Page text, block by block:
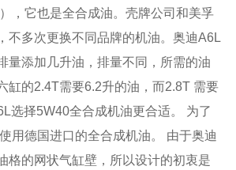
，它也是全合成油。壳牌公司和美孚
不多次更换不同品牌的机油。奥迪A6L
量添加几升油，排量不同，所需的油
缸的2.4T需要6.2升的油，而2.8T 需要
选择5W40全合成机油更合适。 为了
用德国进口的全合成机油。 由于奥迪
格的网状气缸壁，所以设计的初衷是